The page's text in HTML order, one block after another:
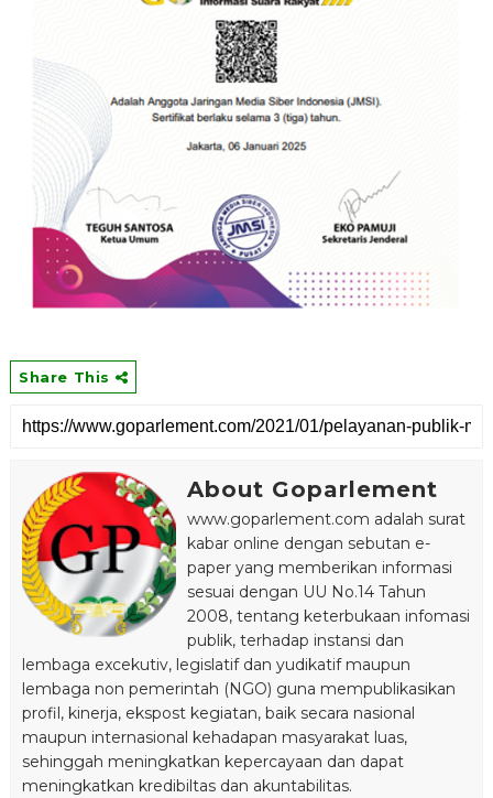
Share This
About Goparlement
www.goparlement.com adalah surat
kabar online dengan sebutan e-
paper yang memberikan informasi
sesuai dengan UU No.14 Tahun
2008, tentang keterbukaan infomasi
publik, terhadap instansi dan
lembaga excekutiv, legislatif dan yudikatif maupun
lembaga non pemerintah (NGO) guna mempublikasikan
profil, kinerja, ekspost kegiatan, baik secara nasional
maupun internasional kehadapan masyarakat luas,
sehinggah meningkatkan kepercayaan dan dapat
meningkatkan kredibiltas dan akuntabilitas.